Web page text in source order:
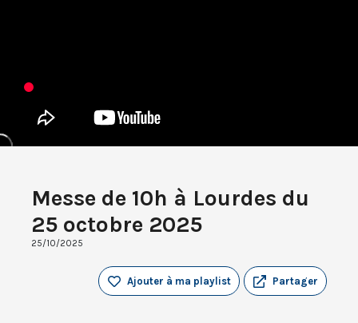
Messe de 10h à Lourdes du
25 octobre 2025
25/10/2025
Partager
Ajouter à ma playlist